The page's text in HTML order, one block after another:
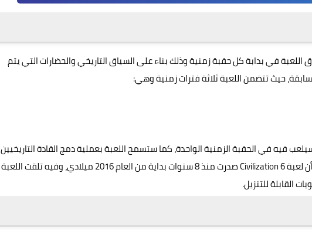
اللعبة في بدابة كل حقبة زمنية وذلك بناء على السياق التاريخي والحضارات التي يتم
حيث تتضمن اللعبة ثلاثة فترات زمنية وهي:
فيه في الحقبة الزمنية الواحدة، كما ستسمح اللعبة بعملية دمج القادة التاريخيين
مع المواقع الجغرافية الغير تقليدية، الجدير ذكره أن لعبة Civilization 6 صدرت منذ 8 سنوات بداية من العام 2016 ميلادي، وفيه تلقت اللعبة
القابلة للتنزيل.